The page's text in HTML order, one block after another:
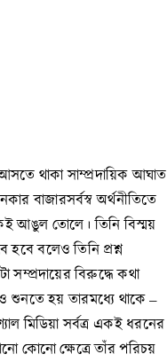
থাকা সাম্প্রদায়িক আঘাত
বাজারসর্বস্ব অর্থনীতিতে
আঙুল তোলে। তিনি বিস্ময়
হবে বলেও তিনি প্রশ্ন
সম্প্রদায়ের বিরুদ্ধে কথা
শুনতে হয় তারমধ্যে থাকে –
মিডিয়া সর্বত্র একই ধরনের
কোনো ক্ষেত্রে তাঁর পরিচয়